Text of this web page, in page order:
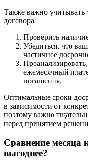
Также важно учитывать
договора:
Проверить
Убедиться, что
частичное
ежемесячный
погашения.
Оптимальные сроки
в зависимости от
поэтому важно
перед принятием
Сравнение месяца
выгоднее?